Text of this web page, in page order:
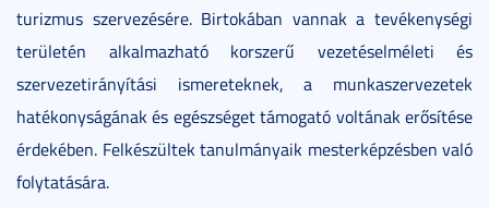
turizmus szervezésére. Birtokában vannak a tevékenységi
területén alkalmazható korszerű vezetéselméleti és
szervezetirányítási ismereteknek, a munkaszervezetek
hatékonyságának és egészséget támogató voltának erősítése
érdekében. Felkészültek tanulmányaik mesterképzésben való
folytatására.